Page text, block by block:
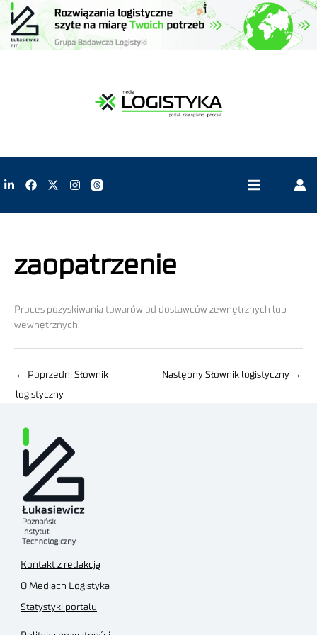
zaopatrzenie
Proces pozyskiwania towarów od dostawców zewnętrznych lub
wewnętrznych.
← Poprzedni Słownik
logistyczny
Następny Słownik logistyczny →
Kontakt z redakcją
O Mediach Logistyka
Statystyki portalu